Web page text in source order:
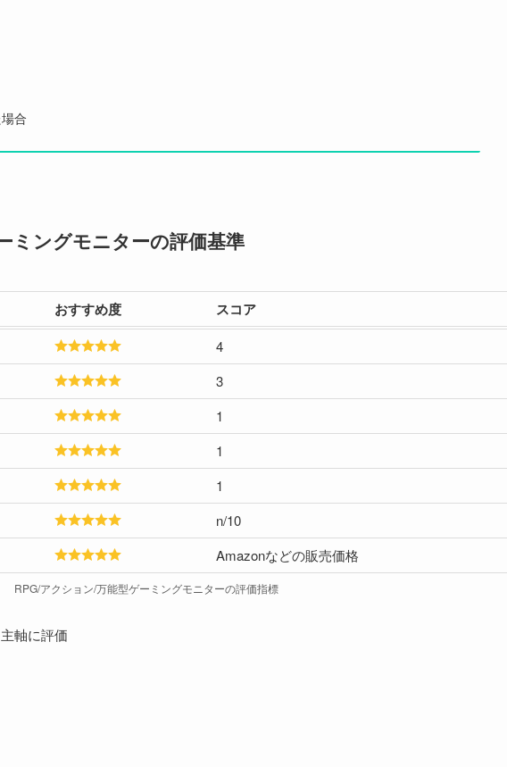
合
ミングモニターの評価基準
おすすめ度 スコア
4
3
1
1
1
n/10
Amazonなどの販売価格
RPG/アクション/万能型ゲーミングモニターの評価指標
軸に評価